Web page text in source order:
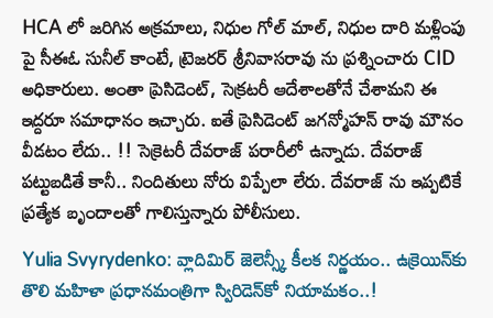
HCA లో జరిగిన అక్రమాలు, నిధుల గోల్ మాల్, నిధుల దారి మళ్లింపు
పై సీఈఓ సునీల్ కాంటే, ట్రెజరర్ శ్రీనివాసరావు ను ప్రశ్నించారు CID
అధికారులు. అంతా ప్రెసిడెంట్, సెక్రటరీ ఆదేశాలతోనే చేశామని ఈ
ఇద్దరూ సమాధానం ఇచ్చారు. ఐతే ప్రెసిడెంట్ జగన్మోహన్ రావు మౌనం
వీడటం లేదు.. !! సెక్రెటరీ దేవరాజ్ పరారీలో ఉన్నాడు. దేవరాజ్
పట్టుబడితే కానీ.. నిందితులు నోరు విప్పేలా లేరు. దేవరాజ్ ను ఇప్పటికే
ప్రత్యేక బృందాలతో గాలిస్తున్నారు పోలీసులు.
Yulia Svyrydenko: వ్లాదిమిర్ జెలెన్స్కీ కీలక నిర్ణయం.. ఉక్రెయిన్‌కు
తొలి మహిళా ప్రధానమంత్రిగా స్విరిడెన్‌కో నియామకం..!